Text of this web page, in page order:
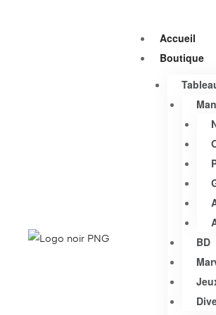
Accueil
Boutique
BD